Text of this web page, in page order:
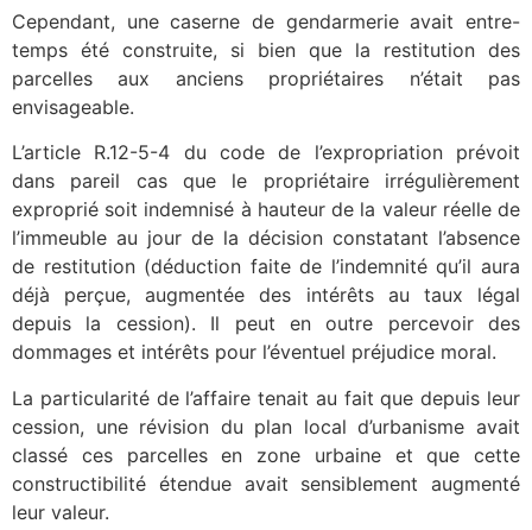
Cependant, une caserne de gendarmerie avait entre-
temps été construite, si bien que la restitution des
parcelles aux anciens propriétaires n’était pas
envisageable.
L’article R.12-5-4 du code de l’expropriation prévoit
dans pareil cas que le propriétaire irrégulièrement
exproprié soit indemnisé à hauteur de la valeur réelle de
l’immeuble au jour de la décision constatant l’absence
de restitution (déduction faite de l’indemnité qu’il aura
déjà perçue, augmentée des intérêts au taux légal
depuis la cession). Il peut en outre percevoir des
dommages et intérêts pour l’éventuel préjudice moral.
La particularité de l’affaire tenait au fait que depuis leur
cession, une révision du plan local d’urbanisme avait
classé ces parcelles en zone urbaine et que cette
constructibilité étendue avait sensiblement augmenté
leur valeur.